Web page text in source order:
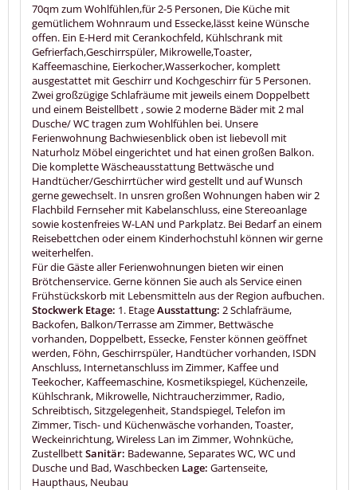
70qm zum Wohlfühlen,für 2-5 Personen, Die Küche mit
gemütlichem Wohnraum und Essecke,lässt keine Wünsche
offen. Ein E-Herd mit Cerankochfeld, Kühlschrank mit
Gefrierfach,Geschirrspüler, Mikrowelle,Toaster,
Kaffeemaschine, Eierkocher,Wasserkocher, komplett
ausgestattet mit Geschirr und Kochgeschirr für 5 Personen.
Zwei großzügige Schlafräume mit jeweils einem Doppelbett
und einem Beistellbett , sowie 2 moderne Bäder mit 2 mal
Dusche/ WC tragen zum Wohlfühlen bei. Unsere
Ferienwohnung Bachwiesenblick oben ist liebevoll mit
Naturholz Möbel eingerichtet und hat einen großen Balkon.
Die komplette Wäscheausstattung Bettwäsche und
Handtücher/Geschirrtücher wird gestellt und auf Wunsch
gerne gewechselt. In unsren großen Wohnungen haben wir 2
Flachbild Fernseher mit Kabelanschluss, eine Stereoanlage
sowie kostenfreies W-LAN und Parkplatz. Bei Bedarf an einem
Reisebettchen oder einem Kinderhochstuhl können wir gerne
weiterhelfen.
Für die Gäste aller Ferienwohnungen bieten wir einen
Brötchenservice. Gerne können Sie auch als Service einen
Frühstückskorb mit Lebensmitteln aus der Region aufbuchen.
Stockwerk Etage: 1. EtageAusstattung: 2 Schlafräume,
Backofen, Balkon/Terrasse am Zimmer, Bettwäsche
vorhanden, Doppelbett, Essecke, Fenster können geöffnet
werden, Föhn, Geschirrspüler, Handtücher vorhanden, ISDN
Anschluss, Internetanschluss im Zimmer, Kaffee und
Teekocher, Kaffeemaschine, Kosmetikspiegel, Küchenzeile,
Kühlschrank, Mikrowelle, Nichtraucherzimmer, Radio,
Schreibtisch, Sitzgelegenheit, Standspiegel, Telefon im
Zimmer, Tisch- und Küchenwäsche vorhanden, Toaster,
Weckeinrichtung, Wireless Lan im Zimmer, Wohnküche,
ZustellbettSanitär: Badewanne, Separates WC, WC und
Dusche und Bad, Waschbecken Lage: Gartenseite,
Haupthaus, Neubau